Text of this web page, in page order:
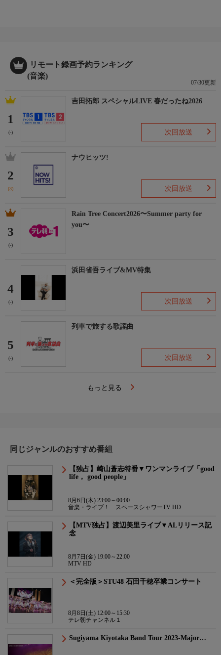
リモート録画予約ランキング
(音楽)
07/30更新
1
(-)
吉田拓郎 スペシャルLIVE 春だったね2026
次回放送
2
(3)
ナウヒッツ!
次回放送
3
(-)
Rain Tree Concert2026〜Summer party for
you〜
4
(-)
浜田省吾ライブ&MV特集
次回放送
5
(-)
列車で旅する歌謡曲
次回放送
もっと見る
同じジャンルのおすすめ番組
【独占】崎山蒼志特番▼ワンマンライブ「good
life， good people」
8月6日(木) 23:00～00:00
音楽・ライブ！ スペースシャワーTV HD
【MTV独占】渡辺美里ライブ▼ALリリース記
念
8月7日(金) 19:00～22:00
MTV HD
＜完全版＞STU48 石田千穂卒業コンサート
8月8日(土) 12:00～15:30
テレ朝チャンネル１
Sugiyama Kiyotaka Band Tour 2023-Major…